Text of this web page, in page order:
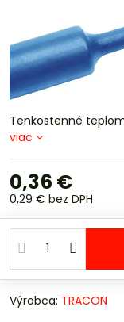
Tenkostenné
viac
0,36 €
0,29 € bez DPH
Výrobca: TRACON